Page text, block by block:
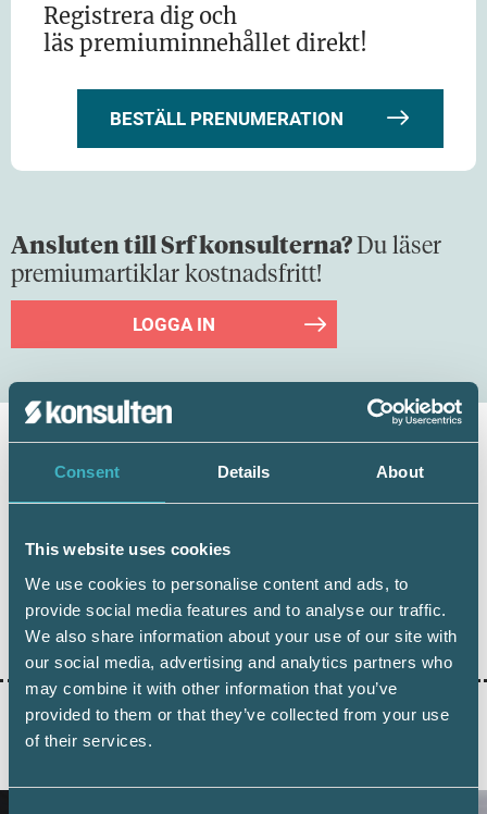
Consent Details About
This website uses cookies
We use cookies to personalise content and ads, to
provide social media features and to analyse our traffic.
We also share information about your use of our site with
our social media, advertising and analytics partners who
may combine it with other information that you’ve
provided to them or that they’ve collected from your use
of their services.
Registrera dig och
läs premiuminnehållet direkt!
BESTÄLL PRENUMERATION
Ansluten till Srf konsulterna?Du läser
premiumartiklar kostnadsfritt!
LOGGA IN
Håkan Edvardsson
Journalist
Dela: